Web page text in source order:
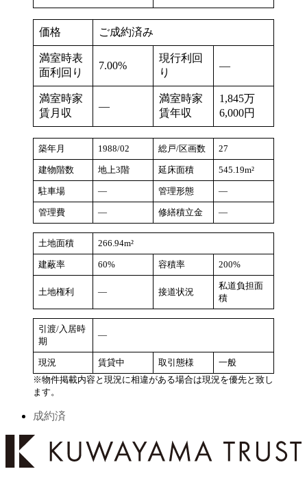
価格 ご成約済み
満室時表
面利回り
7.00%
現行利回
り
―
満室時家
賃月収
―
満室時家
賃年収
1,845万
6,000円
築年月 1988/02 総戸/区画数 27
建物階数 地上3階 延床面積 545.19m²
駐車場 ― 管理形態 ―
管理費 ― 修繕積立金 ―
土地面積 266.94m²
建蔽率 60% 容積率 200%
土地権利 ― 接道状況
私道負担面
積
引渡/入居時
期
―
現況 賃貸中 取引態様
一般
※物件掲載内容と現況に相違がある場合は現況を優先と致し
ます。
成約済